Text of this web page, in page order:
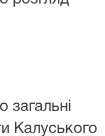
загальні
Калуського